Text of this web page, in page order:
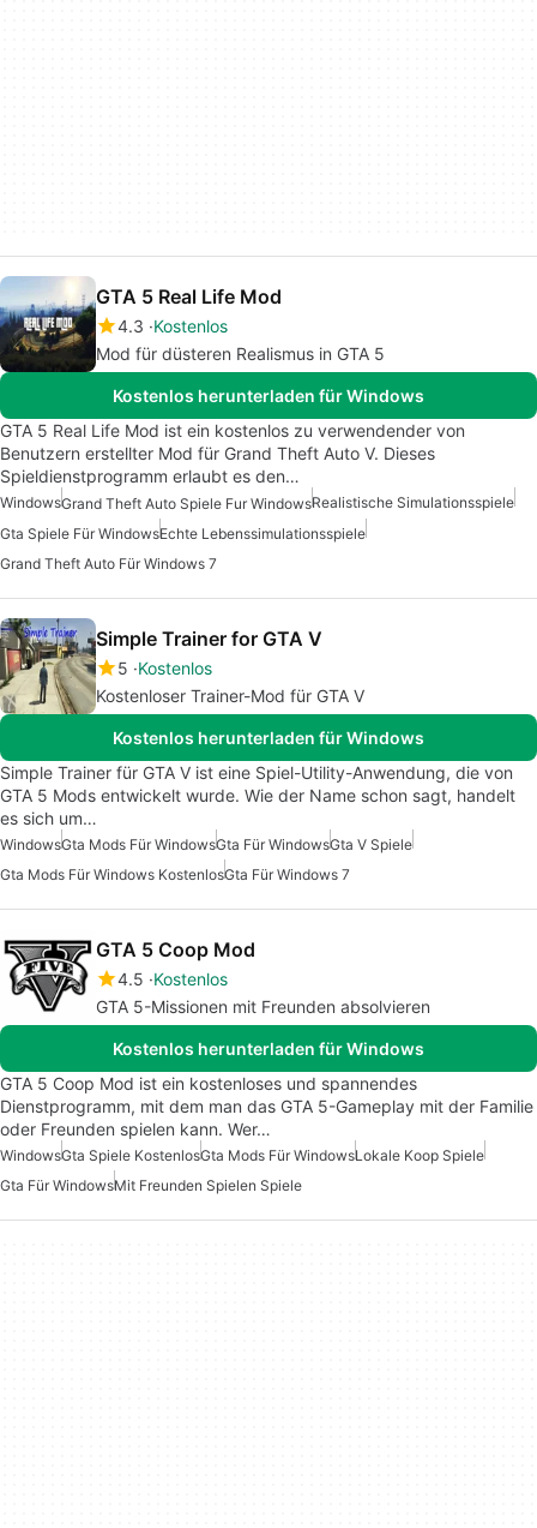
GTA 5 Real Life Mod
4.3 Kostenlos
Mod für düsteren Realismus in GTA 5
Kostenlos herunterladen für Windows
GTA 5 Real Life Mod ist ein kostenlos zu verwendender von
Benutzern erstellter Mod für Grand Theft Auto V. Dieses
Spieldienstprogramm erlaubt es den…
WindowsGrand Theft Auto Spiele Fur WindowsRealistische Simulationsspiele
Gta Spiele Für WindowsEchte Lebenssimulationsspiele
Grand Theft Auto Für Windows 7
Simple Trainer for GTA V
5 Kostenlos
Kostenloser Trainer-Mod für GTA V
Kostenlos herunterladen für Windows
Simple Trainer für GTA V ist eine Spiel-Utility-Anwendung, die von
GTA 5 Mods entwickelt wurde. Wie der Name schon sagt, handelt
es sich um…
WindowsGta Mods Für WindowsGta Für WindowsGta V Spiele
Gta Mods Für Windows KostenlosGta Für Windows 7
GTA 5 Coop Mod
4.5 Kostenlos
GTA 5-Missionen mit Freunden absolvieren
Kostenlos herunterladen für Windows
GTA 5 Coop Mod ist ein kostenloses und spannendes
Dienstprogramm, mit dem man das GTA 5-Gameplay mit der Familie
oder Freunden spielen kann. Wer…
WindowsGta Spiele KostenlosGta Mods Für WindowsLokale Koop Spiele
Gta Für WindowsMit Freunden Spielen Spiele